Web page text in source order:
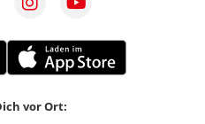
vor Ort: